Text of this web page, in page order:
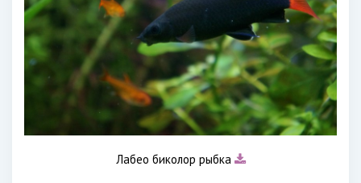
Лабео биколор рыбка